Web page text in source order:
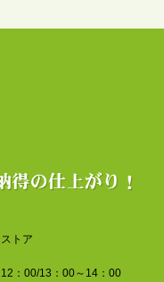
トア
12：00/13：00～14：00